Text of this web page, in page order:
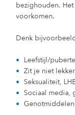
bezighouden.
voorkomen.
Denk
Leefstijl/
Zit je niet
Seksualiteit,
Sociaal media,